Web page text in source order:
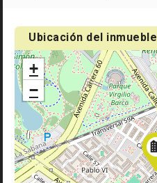
Ubicación del inmueble
+
−